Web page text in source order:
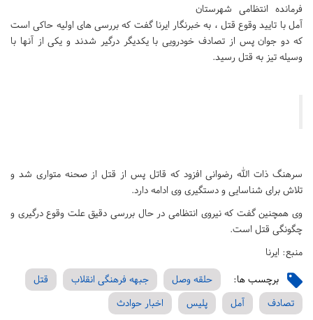
فرمانده انتظامی شهرستان
آمل با تایید وقوع قتل ، به خبرنگار ایرنا گفت که بررسی های اولیه حاکی است
که دو جوان پس از تصادف خودرویی با یکدیگر درگیر شدند و یکی از آنها با
وسیله تیز به قتل رسید.
سرهنگ ذات الله رضوانی افزود که قاتل پس از قتل از صحنه متواری شد و
تلاش برای شناسایی و دستگیری وی ادامه دارد.
وی همچنین گفت که نیروی انتظامی در حال بررسی دقیق علت وقوع درگیری و
چگونگی قتل است.
منبع: ایرنا
برچسب ها: حلقه وصل جبهه فرهنگی انقلاب
قتل
تصادف
آمل پلیس اخبار حوادث